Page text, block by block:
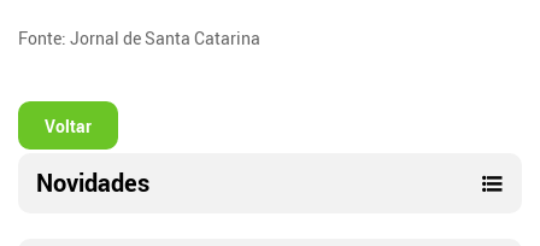
Fonte: Jornal de Santa Catarina
Voltar
Novidades